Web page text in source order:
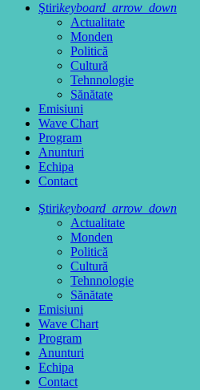
Ştirikeyboard_arrow_down
Actualitate
Monden
Politică
Cultură
Tehnnologie
Sănătate
Emisiuni
Wave Chart
Program
Anunturi
Echipa
Contact
Ştirikeyboard_arrow_down
Actualitate
Monden
Politică
Cultură
Tehnnologie
Sănătate
Emisiuni
Wave Chart
Program
Anunturi
Echipa
Contact